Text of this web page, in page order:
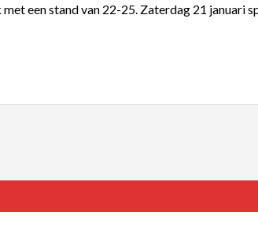
een stand van 22-25. Zaterdag 21 januari